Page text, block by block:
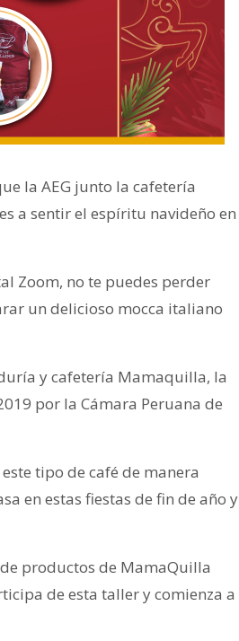
la AEG junto la cafetería
a sentir el espíritu navideño en
Zoom, no te puedes perder
un delicioso mocca italiano
y cafetería Mamaquilla, la
por la Cámara Peruana de
tipo de café de manera
en estas fiestas de fin de año y
productos de MamaQuilla
de esta taller y comienza a